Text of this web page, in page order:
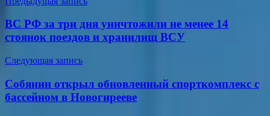
по
записям
ВС РФ за три дня уничтожили не менее 14
стоянок поездов и хранилищ ВСУ
Следующая запись
Собянин открыл обновленный спорткомплекс с
бассейном в Новогирееве